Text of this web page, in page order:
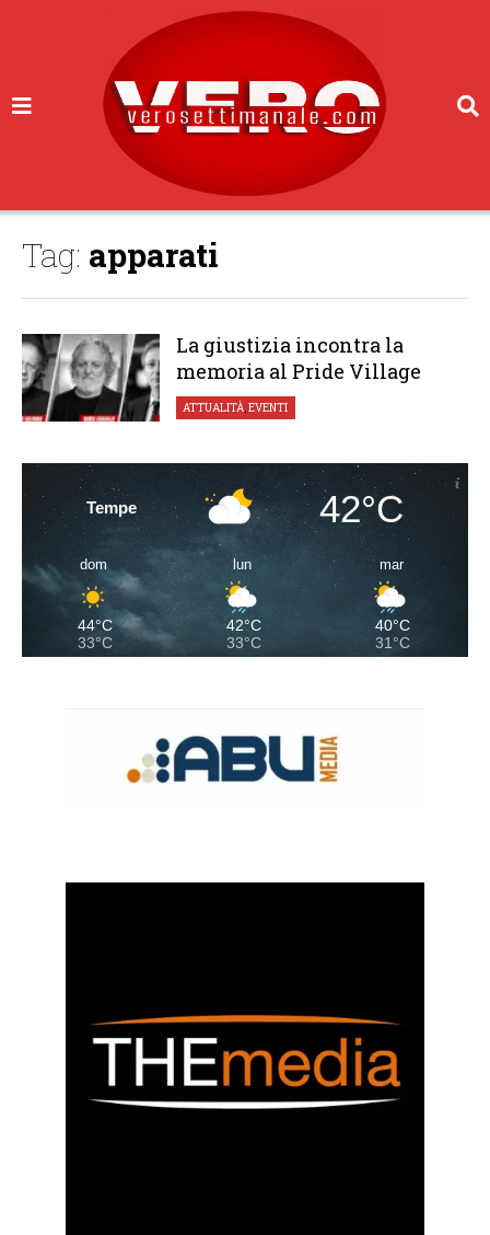
Tag: apparati
La giustizia incontra la
memoria al Pride Village
ATTUALITÀ,EVENTI
Tempe 42°C
dom
44°C
33°C
lun
42°C
33°C
mar
40°C
31°C